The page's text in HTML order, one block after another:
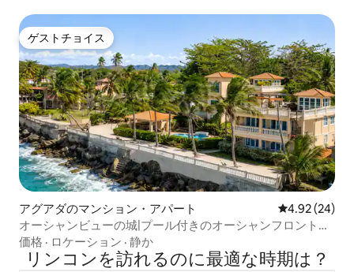
ゲストチョイス
ゲストチョイス
アグアダのマンション・アパート レビュー24
4.92 (24)
オーシャンビューの城|プール付きのオーシャンフロントの
コンドミニアム
価格 · ロケーション · 静か
リンコンを訪⁠れ⁠るの⁠に最⁠適⁠な時⁠期⁠は⁠？